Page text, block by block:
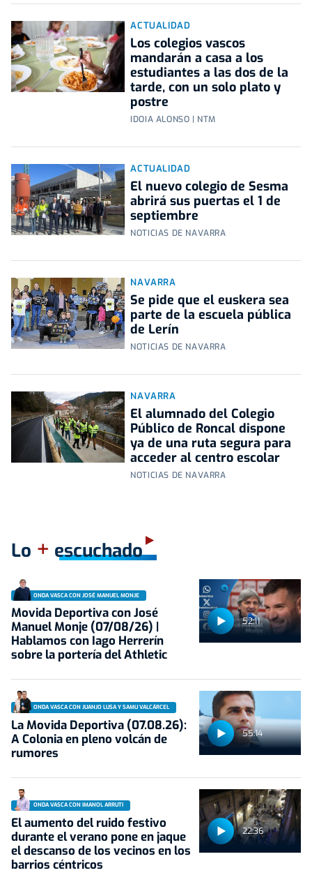
ACTUALIDAD
Los colegios vascos
mandarán a casa a los
estudiantes a las dos de la
tarde, con un solo plato y
postre
IDOIA ALONSO | NTM
ACTUALIDAD
El nuevo colegio de Sesma
abrirá sus puertas el 1 de
septiembre
NOTICIAS DE NAVARRA
NAVARRA
Se pide que el euskera sea
parte de la escuela pública
de Lerín
NOTICIAS DE NAVARRA
NAVARRA
El alumnado del Colegio
Público de Roncal dispone
ya de una ruta segura para
acceder al centro escolar
NOTICIAS DE NAVARRA
Lo + escuchado
52:11
ONDA VASCA CON JOSÉ MANUEL MONJE
Movida Deportiva con José
Manuel Monje (07/08/26) |
Hablamos con Iago Herrerín
sobre la portería del Athletic
55:14
ONDA VASCA CON JUANJO LUSA Y SAMU VALCÁRCEL
La Movida Deportiva (07.08.26):
A Colonia en pleno volcán de
rumores
22:36
ONDA VASCA CON IMANOL ARRUTI
El aumento del ruido festivo
durante el verano pone en jaque
el descanso de los vecinos en los
barrios céntricos